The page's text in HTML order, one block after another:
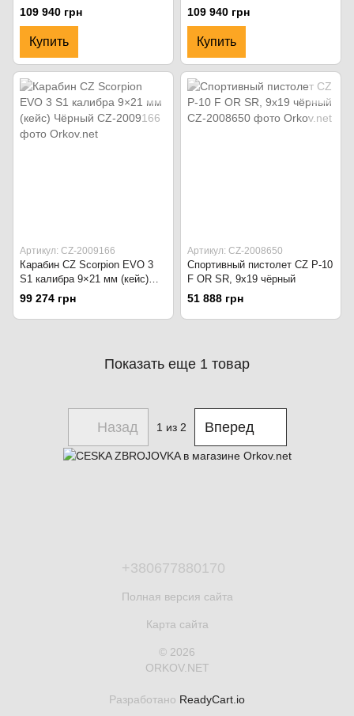
мм Black
109 940 грн
Купить
патронов чёрный
109 940 грн
Купить
Артикул: CZ-2009166
Карабин CZ Scorpion EVO 3
S1 калибра 9×21 мм (кейс)
Чёрный
99 274 грн
Артикул: CZ-2008650
Спортивный пистолет CZ P-10
F OR SR, 9x19 чёрный
51 888 грн
Показать еще 1 товар
Назад 1 из 2 Вперед
+380677880170
Полная версия сайта
Карта сайта
© 2026
ORKOV.NET
Разработано ReadyCart.io